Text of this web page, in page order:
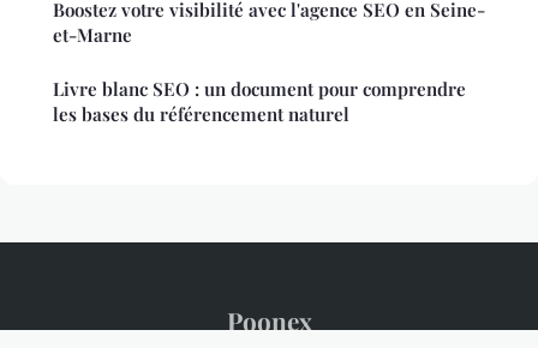
Boostez votre visibilité avec l'agence SEO en Seine-
et-Marne
Livre blanc SEO : un document pour comprendre
les bases du référencement naturel
Poonex